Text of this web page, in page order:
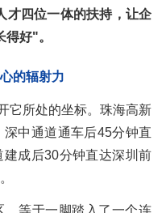
才四位一体的扶持，让企
好"。
的辐射力
它所处的坐标。珠海高新
中通道通车后45分钟直
成后30分钟直达深圳前
等于一脚踏入了一个连